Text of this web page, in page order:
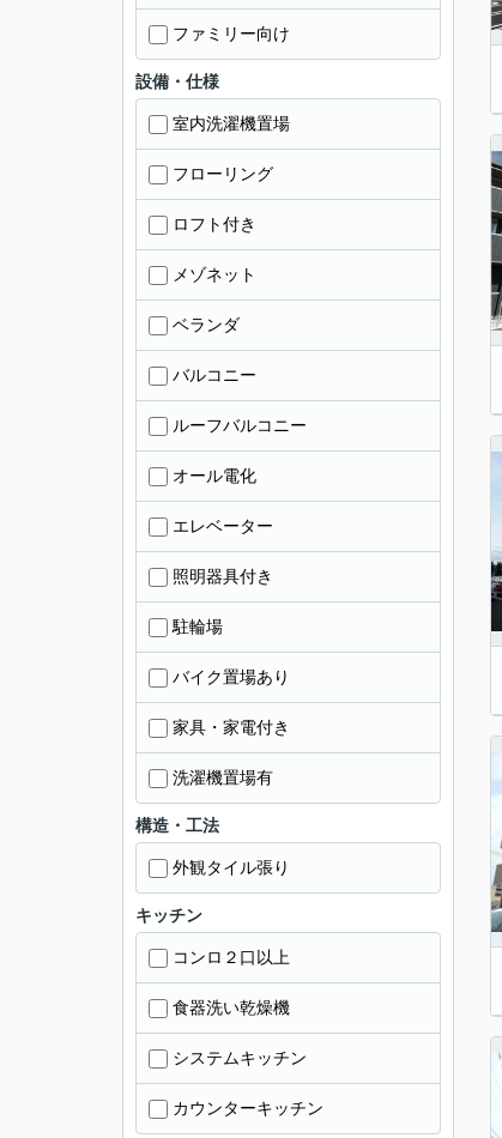
ファミリー向け
設備・仕様
室内洗濯機置場
フローリング
ロフト付き
メゾネット
ベランダ
バルコニー
ルーフバルコニー
オール電化
エレベーター
照明器具付き
駐輪場
バイク置場あり
家具・家電付き
洗濯機置場有
構造・工法
外観タイル張り
キッチン
コンロ２口以上
食器洗い乾燥機
システムキッチン
カウンターキッチン